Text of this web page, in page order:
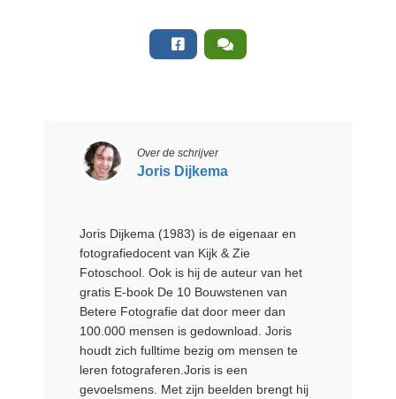
Over de schrijver
Joris Dijkema
Joris Dijkema (1983) is de eigenaar en
fotografiedocent van Kijk & Zie
Fotoschool. Ook is hij de auteur van het
gratis E-book De 10 Bouwstenen van
Betere Fotografie dat door meer dan
100.000 mensen is gedownload. Joris
houdt zich fulltime bezig om mensen te
leren fotograferen.Joris is een
gevoelsmens. Met zijn beelden brengt hij